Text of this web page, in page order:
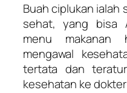
Buah ciplukan ialah
sehat, yang bisa
menu makanan
mengawal
tertata dan
kesehatan ke